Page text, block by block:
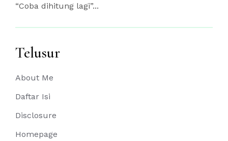
“Coba dihitung lagi”...
Telusur
About Me
Daftar Isi
Disclosure
Homepage